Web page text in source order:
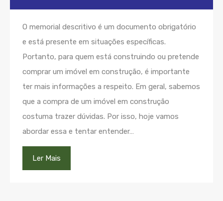
O memorial descritivo é um documento obrigatório
e está presente em situações específicas.
Portanto, para quem está construindo ou pretende
comprar um imóvel em construção, é importante
ter mais informações a respeito. Em geral, sabemos
que a compra de um imóvel em construção
costuma trazer dúvidas. Por isso, hoje vamos
abordar essa e tentar entender…
Ler Mais